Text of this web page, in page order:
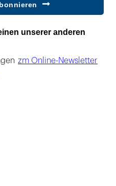
unserer anderen
zm Online-Newsletter